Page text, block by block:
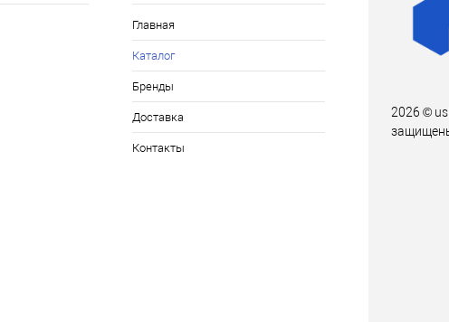
Главная
Каталог
Бренды
Доставка
Контакты
2026 ©